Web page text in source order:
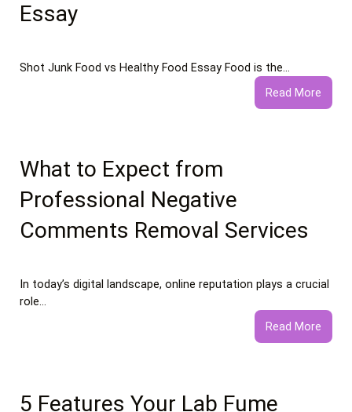
Essay
Shot Junk Food vs Healthy Food Essay Food is the…
Read More:
Junk
What to Expect from
Professional Negative
Comments Removal Services
In today’s digital landscape, online reputation plays a crucial
role…
Read More:
What
5 Features Your Lab Fume